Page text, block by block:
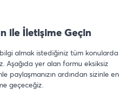
ile İletişime Geçin
bilgi almak istediğiniz tüm konularda
Aşağıda yer alan formu eksiksiz
paylaşmanızın ardından sizinle en
geçeceğiz.